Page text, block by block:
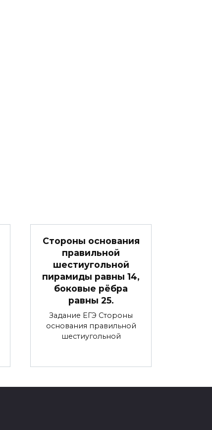
Стороны основания
правильной
шестиугольной
пирамиды равны 14,
боковые рёбра
равны 25.
Задание ЕГЭ Стороны
основания правильной
шестиугольной